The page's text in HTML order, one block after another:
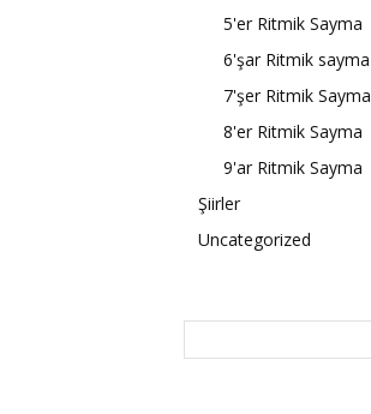
5'er Ritmik Sayma
6'şar Ritmik sayma
7'şer Ritmik Sayma
8'er Ritmik Sayma
9'ar Ritmik Sayma
Şiirler
Uncategorized